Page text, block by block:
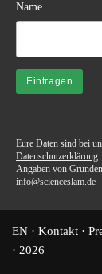
Name
Eure Daten sind bei
Datenschutzerklärung
Angaben von
info@scienceslam.de
EN · Kontakt ·
· 2026